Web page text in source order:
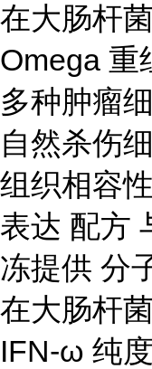
在大肠杆
Omega 重
多种肿瘤
自然杀伤
组织相容
表达 配方
冻提供 分
在大肠杆
IFN-ω 纯